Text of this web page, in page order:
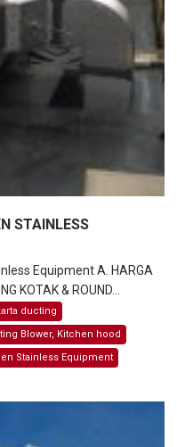
STAINLESS
Equipment A. HARGA
KOTAK & ROUND...
ducting
Blower, Kitchen hood
Stainless Equipment